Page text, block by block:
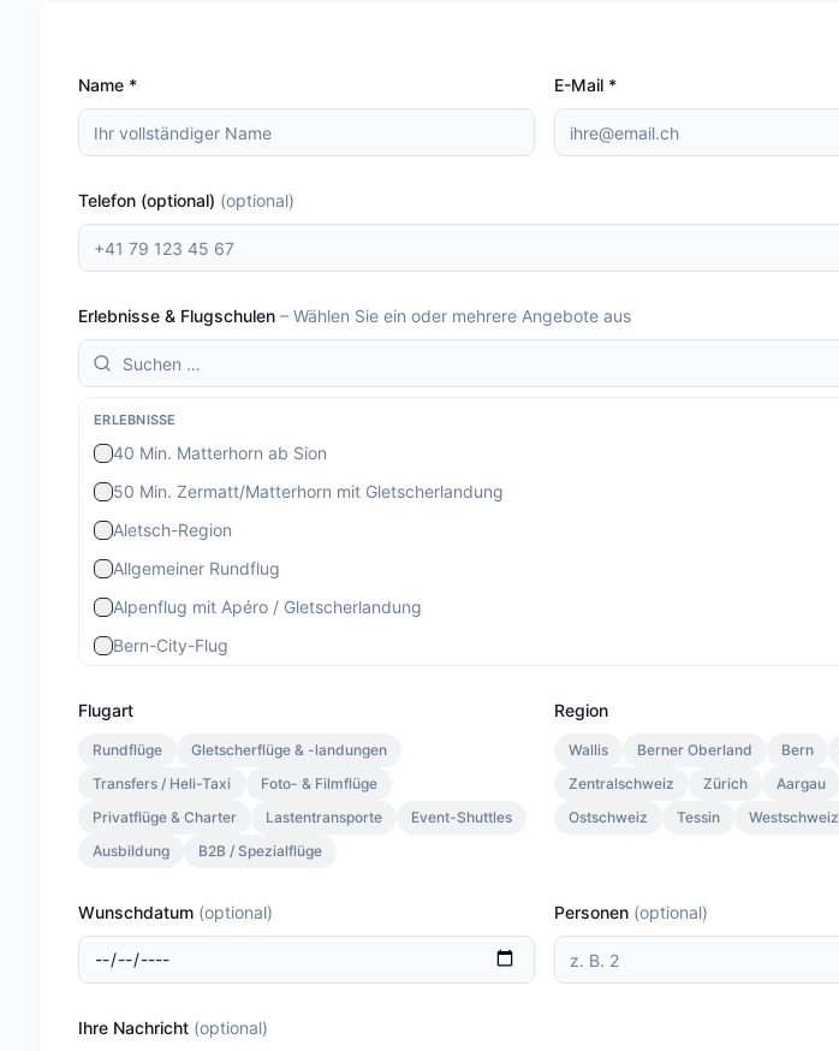
Name * E-Mail *
Telefon (optional) (optional)
Erlebnisse & Flugschulen – Wählen Sie ein oder mehrere Angebote aus
ERLEBNISSE
40 Min. Matterhorn ab Sion
50 Min. Zermatt/Matterhorn mit Gletscherlandung
Aletsch-Region
Allgemeiner Rundflug
Alpenflug mit Apéro / Gletscherlandung
Bern-City-Flug
Berner-Altstadt-Flug
Bernina-Gletscherflug
Gourmet Standard
Lauterbrunnen 13 Min.
Lauterbrunnen Jungfraujoch 20 Min.
Flugart
Rundflüge
Gletscherflüge & -landungen
Transfers / Heli-Taxi
Foto- & Filmflüge
Privatflüge & Charter
Lastentransporte
Event-Shuttles
Ausbildung
B2B / Spezialflüge
Region
Wallis Berner Oberland Bern
Zentralschweiz
Zürich Aargau
Ostschweiz
Tessin Westschweiz
Wunschdatum (optional) Personen (optional)
Ihre Nachricht (optional)